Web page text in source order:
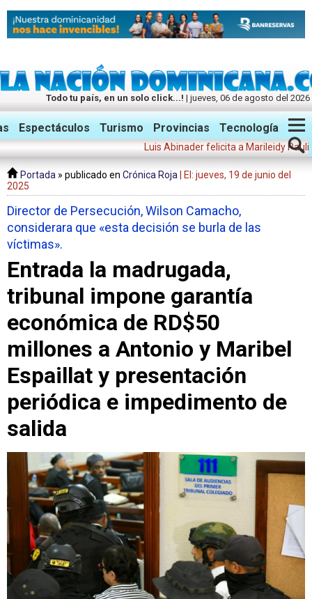
Todo tu país, en un solo click...! | jueves, 06 de agosto del 2026
Twitter Facebook Instagram
Espectáculos Turismo Provincias Tecnología
Luis Abinader felicita a Marileidy Paulino:
Portada » publicado en Crónica Roja
| El: jueves, 19 de junio del
2025
Director de Persecución, Wilson Camacho,
considerara que «esta decisión se burla de las
víctimas».
Entrada la madrugada,
tribunal impone garantía
económica de RD$50
millones a Antonio y Maribel
Espaillat y presentación
periódica e impedimento de
salida